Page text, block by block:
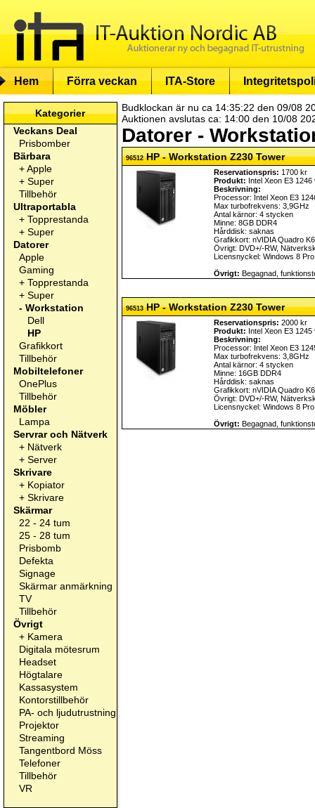
Hem Förra veckan ITA-Store
Kategorier
Veckans Deal
Prisbomber
Bärbara
+Apple
+ Super
Tillbehör
Ultraportabla
+ Topprestanda
+ Super
Datorer
Apple
Gaming
+ Topprestanda
+ Super
- Workstation
Dell
HP
Grafikkort
Tillbehör
Mobiltelefoner
OnePlus
Tillbehör
Möbler
Lampa
Servrar och Nätverk
+ Nätverk
+ Server
Skrivare
+ Kopiator
+ Skrivare
Skärmar
22 - 24 tum
25 - 28 tum
Prisbomb
Defekta
Signage
Skärmar anmärkning
TV
Tillbehör
Övrigt
+ Kamera
Digitala mötesrum
Headset
Högtalare
Kassasystem
Kontorstillbehör
PA- och ljudutrustning
Projektor
Streaming
Tangentbord Möss
Telefoner
Tillbehör
VR
Budklockan är nu ca 14:35:22 den 09/08
Auktionen avslutas ca: 14:00 den 10/08
Datorer -
96512HP - Workstation Z230 Tower
Reservationspris: 1700 kr
Produkt: Intel Xeon E3
Beskrivning:
Processor: Intel Xeon E3
Max turbofrekvens: 3,9GHz
Antal kärnor: 4 stycken
Minne: 8GB DDR4
Hårddisk: saknas
Grafikkort: nVIDIA Quadro
Övrigt: DVD+/-RW,
Licensnyckel: Windows 8
Övrigt: Begagnad,
96513HP - Workstation Z230 Tower
Reservationspris: 2000 kr
Produkt: Intel Xeon E3
Beskrivning:
Processor: Intel Xeon E3
Max turbofrekvens: 3,8GHz
Antal kärnor: 4 stycken
Minne: 16GB DDR4
Hårddisk: saknas
Grafikkort: nVIDIA Quadro
Övrigt: DVD+/-RW,
Licensnyckel: Windows 8
Övrigt: Begagnad,